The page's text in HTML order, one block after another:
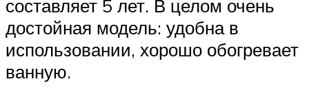
составляет 5 лет. В целом очень
достойная модель: удобна в
использовании, хорошо обогревает
ванную.